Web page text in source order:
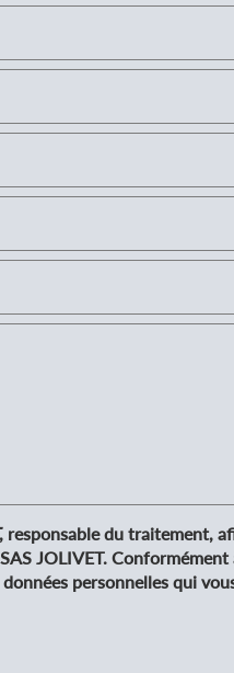
, responsable du traitement,
JOLIVET.
personnelles qui